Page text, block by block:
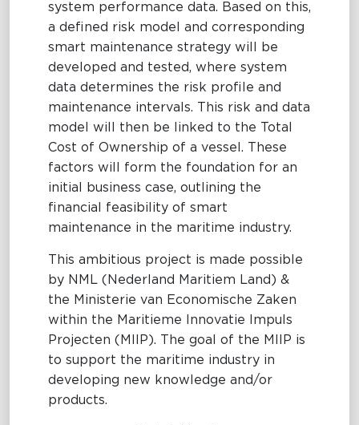
system performance data. Based on this,
a defined risk model and corresponding
smart maintenance strategy will be
developed and tested, where system
data determines the risk profile and
maintenance intervals. This risk and data
model will then be linked to the Total
Cost of Ownership of a vessel. These
factors will form the foundation for an
initial business case, outlining the
financial feasibility of smart
maintenance in the maritime industry.
This ambitious project is made possible
by NML (Nederland Maritiem Land) &
the Ministerie van Economische Zaken
within the Maritieme Innovatie Impuls
Projecten (MIIP). The goal of the MIIP is
to support the maritime industry in
developing new knowledge and/or
products.